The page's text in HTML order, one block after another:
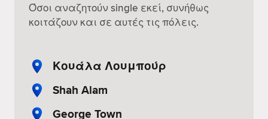
Όσοι αναζητούν single εκεί, συνήθως
κοιτάζουν και σε αυτές τις πόλεις.
Κουάλα Λουμπούρ
Shah Alam
George Town